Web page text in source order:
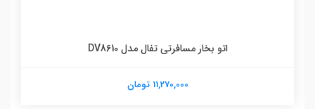
اتو بخار مسافرتی تفال مدل DV8610
11,270,000 تومان